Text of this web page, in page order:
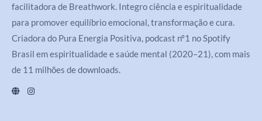
facilitadora de Breathwork. Integro ciência e espiritualidade
para promover equilíbrio emocional, transformação e cura.
Criadora do Pura Energia Positiva, podcast nº1 no Spotify
Brasil em espiritualidade e saúde mental (2020–21), com mais
de 11 milhões de downloads.